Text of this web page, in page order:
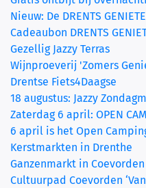
Nieuw: De DRENTS
Cadeaubon DRENTS
Gezellig Jazzy Terras
Wijnproeverij 'Zomers
Drentse Fiets4Daagse
18 augustus: Jazzy
Zaterdag 6 april: OPEN
6 april is het Open
Kerstmarkten in Drenthe
Ganzenmarkt in Coevorden
Cultuurpad Coevorden